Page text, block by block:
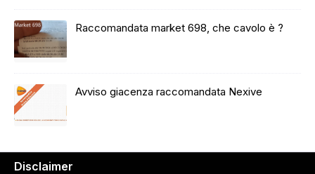
Raccomandata market 698, che cavolo è ?
Avviso giacenza raccomandata Nexive
Disclaimer